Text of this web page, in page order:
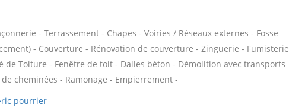
- Terrassement - Chapes - Voiries / Réseaux externes - Fosse
- Couverture - Rénovation de couverture - Zinguerie - Fumisterie
de Toiture - Fenêtre de toit - Dalles béton - Démolition avec transports
cheminées - Ramonage - Empierrement -
pourrier